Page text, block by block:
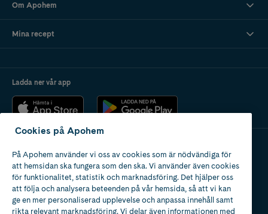
Om Apohem
Mina recept
Ladda ner vår app
Apotek med tillstånd
av Läkemedelsverket
Cookies på Apohem
På Apohem använder vi oss av cookies som är nödvändiga för
att hemsidan ska fungera som den ska. Vi använder även cookies
för funktionalitet, statistik och marknadsföring. Det hjälper oss
att följa och analysera beteenden på vår hemsida, så att vi kan
ge en mer personaliserad upplevelse och anpassa innehåll samt
rikta relevant marknadsföring. Vi delar även informationen med